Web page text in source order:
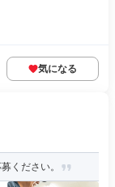
気になる
ください。